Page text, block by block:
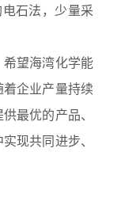
石法，少量采
望海湾化学能
企业产量持续
最优的产品、
现共同进步、